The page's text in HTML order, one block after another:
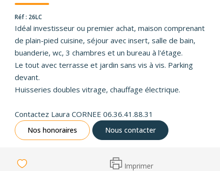
Réf : 26LC
Idéal investisseur ou premier achat, maison comprenant
de plain-pied cuisine, séjour avec insert, salle de bain,
buanderie, wc, 3 chambres et un bureau à l'étage.
Le tout avec terrasse et jardin sans vis à vis. Parking
devant.
Huisseries doubles vitrage, chauffage électrique.
Contactez Laura CORNEE 06.36.41.88.31
Nos honoraires Nous contacter
Imprimer